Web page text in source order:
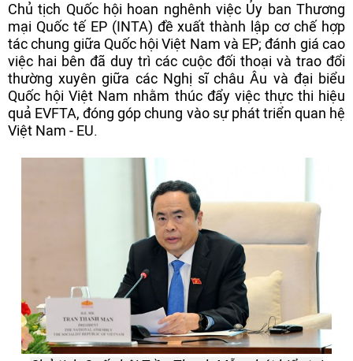
Chủ tịch Quốc hội hoan nghênh việc Ủy ban Thương
mại Quốc tế EP (INTA) đề xuất thành lập cơ chế hợp
tác chung giữa Quốc hội Việt Nam và EP; đánh giá cao
việc hai bên đã duy trì các cuộc đối thoại và trao đổi
thường xuyên giữa các Nghị sĩ châu Âu và đại biểu
Quốc hội Việt Nam nhằm thúc đẩy việc thực thi hiệu
quả EVFTA, đóng góp chung vào sự phát triển quan hệ
Việt Nam - EU.